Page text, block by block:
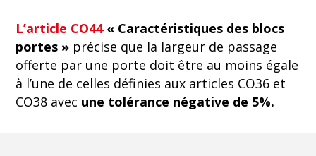
L’article CO44« Caractéristiques des blocs
portes » précise que la largeur de passage
offerte par une porte doit être au moins égale
à l’une de celles définies aux articles CO36 et
CO38 avec une tolérance négative de 5%.